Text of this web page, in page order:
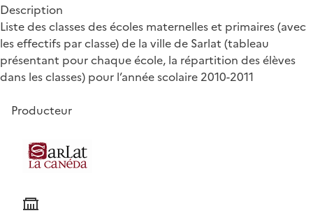
Description
Liste des classes des écoles maternelles et primaires (avec
les effectifs par classe) de la ville de Sarlat (tableau
présentant pour chaque école, la répartition des élèves
dans les classes) pour l’année scolaire 2010-2011
Producteur